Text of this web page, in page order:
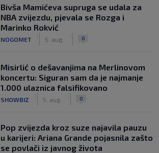
Bivša Mamićeva supruga se udala za
NBA zvijezdu, pjevala se Rozga i
Marinko Rokvić
NOGOMET 5. aug. 0
Misirlić o dešavanjima na Merlinovom
koncertu: Siguran sam da je najmanje
1.000 ulaznica falsifikovano
SHOWBIZ 5. aug. 0
Pop zvijezda kroz suze najavila pauzu
u karijeri: Ariana Grande pojasnila zašto
se povlači iz javnog života